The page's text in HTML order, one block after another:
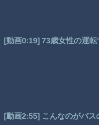
[動画0:19] 73歳女性の運
[動画2:55] こんなのがバ